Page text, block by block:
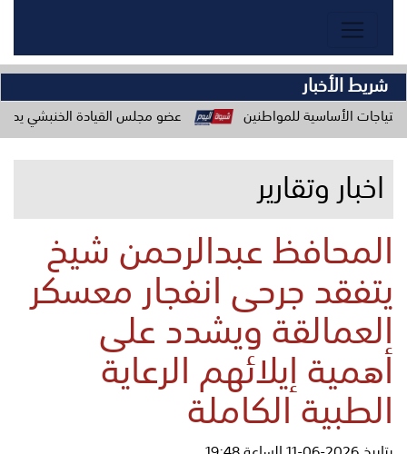
شريط الأخبار
للمواطنين عضو مجلس القيادة الخنبشي يدعو المكونات
اخبار وتقارير
المحافظ عبدالرحمن شيخ
يتفقد جرحى انفجار معسكر
العمالقة ويشدد على
أهمية إيلائهم الرعاية
الطبية الكاملة